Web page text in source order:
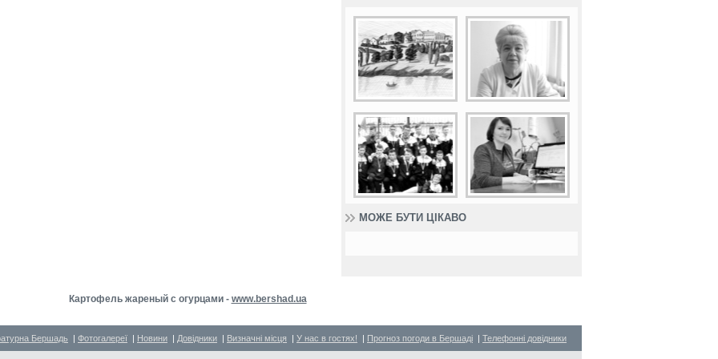
МОЖЕ БУТИ ЦІКАВО
Картофель жареный с огурцами - www.bershad.ua
Бершадь | Фотогалереї | Новини | Довідники | Визначні місця | У нас в гостях! | Прогноз погоди в Бершаді | Телефонні довідники